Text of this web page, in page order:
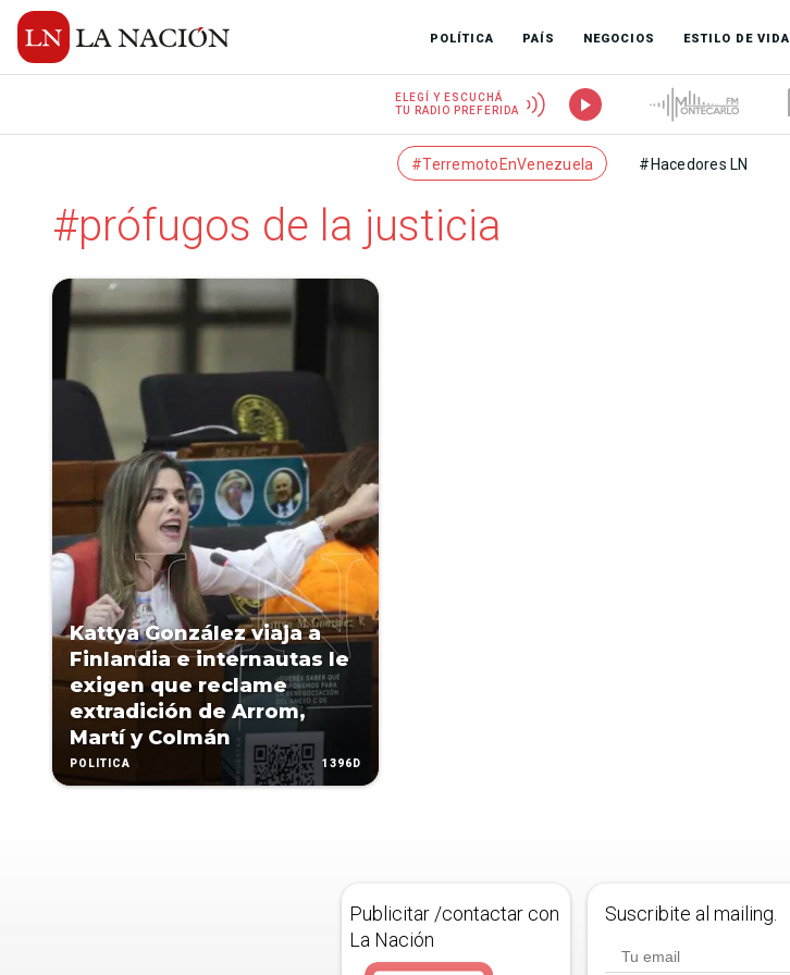
POLÍTICA PAÍS NEGOCIOS ESTILO DE VIDA
ELEGÍ Y ESCUCHÁ
TU RADIO PREFERIDA
#TerremotoEnVenezuela #Hacedores LN
#prófugos de la justicia
Kattya González viaja a
Finlandia e internautas le
exigen que reclame
extradición de Arrom,
Martí y Colmán
POLÍTICA 1396D
Publicitar /contactar con
La Nación
Suscribite al mailing.